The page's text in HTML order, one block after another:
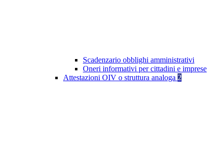
Scadenzario obblighi amministrativi
Oneri informativi per cittadini e imprese
Attestazioni OIV o struttura analoga 2